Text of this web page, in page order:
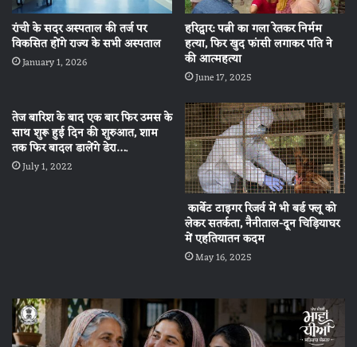
रांची के सदर अस्पताल की तर्ज पर
विकसित होंगे राज्य के सभी अस्पताल
January 1, 2026
हरिद्वार: पत्नी का गला रेतकर निर्मम
हत्या, फिर खुद फांसी लगाकर पति ने
की आत्महत्या
June 17, 2025
तेज बारिश के बाद एक बार फिर उमस के
साथ शुरू हुई दिन की शुरुआत, शाम
तक फिर बादल डालेंगे डेरा….
July 1, 2022
कार्बेट टाइगर रिजर्व में भी बर्ड फ्लू को
लेकर सतर्कता, नैनीताल-दून चिड़ियाघर
में एहतियातन कदम
May 16, 2025